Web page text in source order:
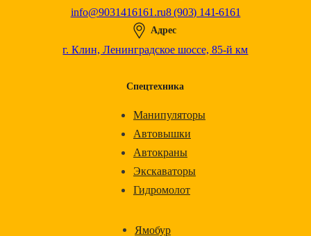
info@9031416161.ru8 (903) 141-6161
Адрес
г. Клин, Ленинградское шоссе, 85-й км
Спецтехника
Манипуляторы
Автовышки
Автокраны
Экскаваторы
Гидромолот
Ямобур